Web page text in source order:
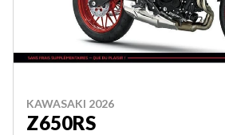
KAWASAKI 2026
Z650RS